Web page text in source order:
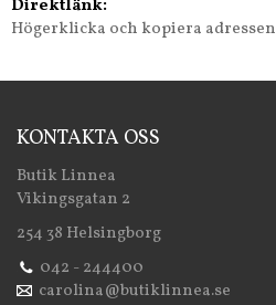
Direktlänk:
Högerklicka och kopiera adressen
KONTAKTA OSS
Butik Linnea
Vikingsgatan 2
254 38 Helsingborg
042 - 244400
carolina@butiklinnea.se